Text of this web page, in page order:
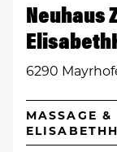
Neuhaus
6290
MASSAGE